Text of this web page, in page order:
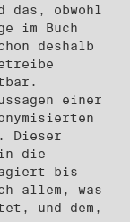
das, obwohl
im Buch
deshalb
einer
Dieser
die
bis
allem, was
und dem,